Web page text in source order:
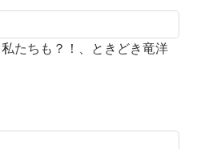
たちも？！、ときどき竜洋